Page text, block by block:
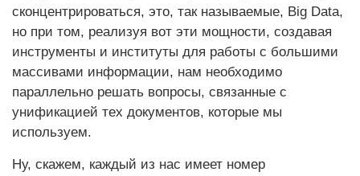
сконцентрироваться, это, так называемые, Big Data,
но при том, реализуя вот эти мощности, создавая
инструменты и институты для работы с большими
массивами информации, нам необходимо
параллельно решать вопросы, связанные с
унификацией тех документов, которые мы
используем.
Ну, скажем, каждый из нас имеет номер